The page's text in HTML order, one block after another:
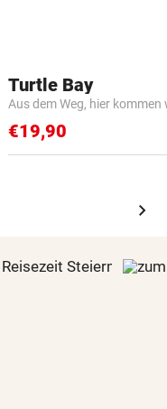
Turtle Bay
Aus dem Weg, hier kommen
€19,90
chevron_right